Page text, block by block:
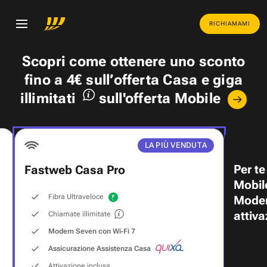
RICHIAMAMI
Scopri come ottenere uno sconto
fino a 4€ sull’offerta Casa egiga
illimitati
sull'offerta Mobile
LA PIÙ VENDUTA
Fastweb Casa Pro
Fibra Ultraveloce
Chiamate illimitate
Modem Seven con Wi‑Fi 7
Assicurazione Assistenza Casa
Per